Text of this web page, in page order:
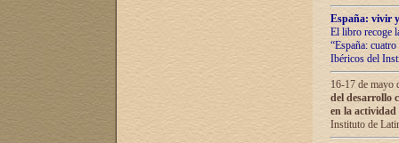
España: vivir
El libro recoge
“España:
Ibéricos del
16-17 de mayo
del desarrollo
en la
Instituto de